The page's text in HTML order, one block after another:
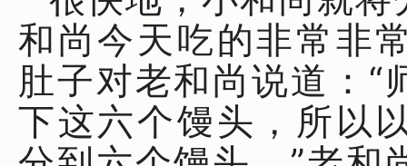
和尚今天吃的非常非
肚子对老和尚说道：“
下这六个馒头，所以